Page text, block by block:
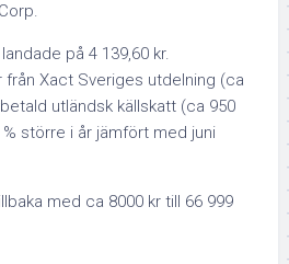
på 4 139,60 kr.
från Xact Sveriges utdelning (ca
utländsk källskatt (ca 950
större i år jämfört med juni
med ca 8000 kr till 66 999